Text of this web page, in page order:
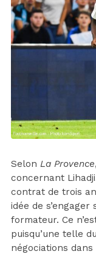
Selon La Provence
concernant
contrat de trois
idée de
formateur. Ce
puisqu’une telle
négociations